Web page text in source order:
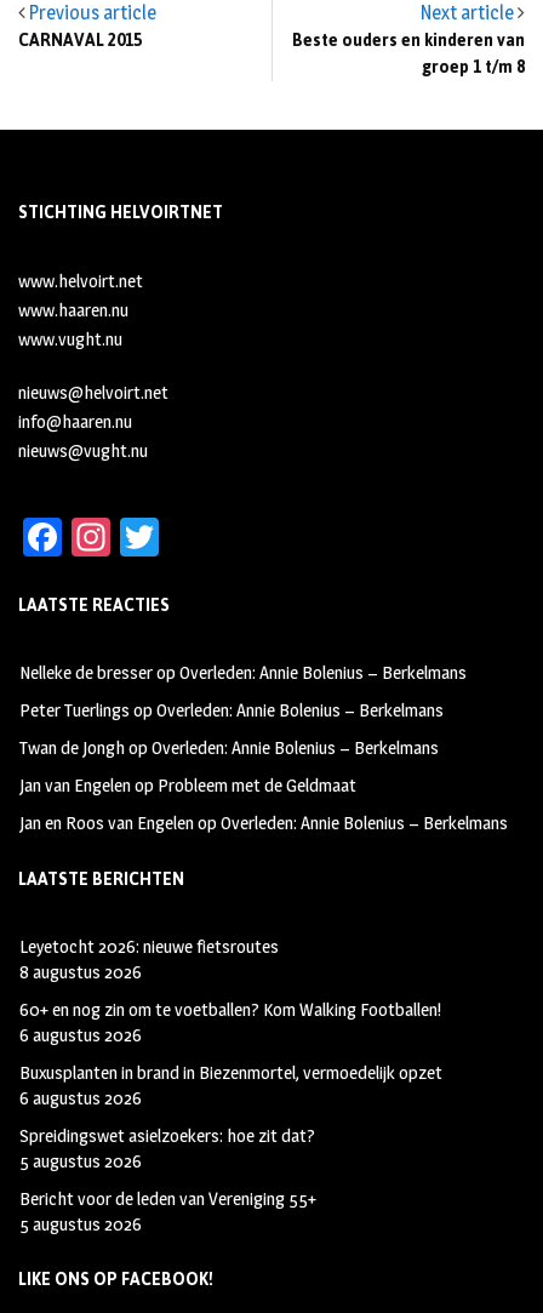
Previous article
CARNAVAL 2015
Next article
Beste ouders en kinderen van
groep 1 t/m 8
STICHTING HELVOIRTNET
www.helvoirt.net
www.haaren.nu
www.vught.nu
nieuws@helvoirt.net
info@haaren.nu
nieuws@vught.nu
Fa
b
oo
k
In
ag
m
tt
LAATSTE REACTIES
Nelleke de bresseropOverleden: Annie Bolenius – Berkelmans
Peter Tuerlings opOverleden: Annie Bolenius – Berkelmans
Twan de JonghopOverleden: Annie Bolenius – Berkelmans
Jan van Engelenop Probleem met de Geldmaat
Jan en Roos van EngelenopOverleden: Annie Bolenius – Berkelmans
LAATSTE BERICHTEN
Leyetocht 2026: nieuwe fietsroutes
8 augustus 2026
60+ en nog zin om te voetballen? Kom Walking Footballen!
6 augustus 2026
Buxusplanten in brand in Biezenmortel, vermoedelijk opzet
6 augustus 2026
Spreidingswet asielzoekers: hoe zit dat?
5 augustus 2026
Bericht voor de leden van Vereniging 55+
5 augustus 2026
LIKE ONS OP FACEBOOK!